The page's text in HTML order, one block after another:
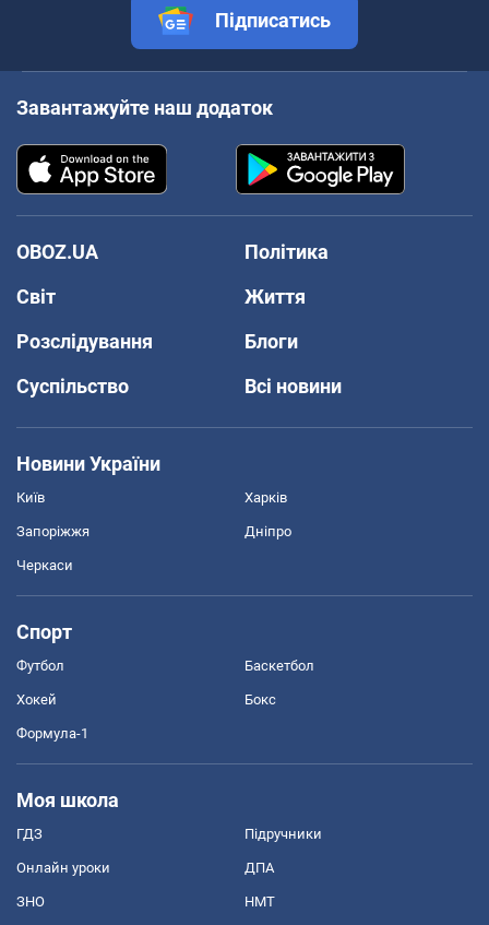
Підписатись
Завантажуйте наш додаток
OBOZ.UA
Політика
Світ
Життя
Розслідування
Блоги
Суспільство
Всі новини
Новини України
Київ Харків
Запоріжжя Дніпро
Черкаси
Спорт
Футбол Баскетбол
Хокей Бокс
Формула-1
Моя школа
ГДЗ Підручники
Онлайн уроки ДПА
ЗНО НМТ